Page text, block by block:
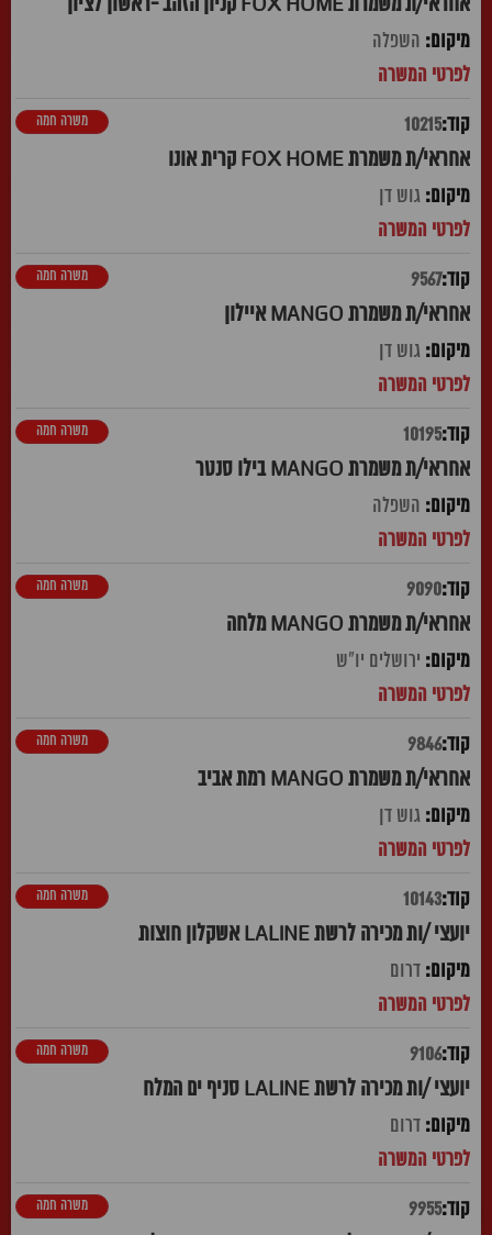
אחראי/ת משמרת FOX HOME קניון הזהב -ראשון לציון
השפלה
10215
אחראי/ת משמרת FOX HOME קרית אונו
משרה חמה
גוש דן
9567
אחראי/ת משמרת MANGO איילון
משרה חמה
גוש דן
10195
אחראי/ת משמרת MANGO בילו סנטר
משרה חמה
השפלה
9090
אחראי/ת משמרת MANGO מלחה
משרה חמה
ירושלים יו"ש
9846
אחראי/ת משמרת MANGO רמת אביב
משרה חמה
גוש דן
10143
יועצי /ות מכירה לרשת LALINE אשקלון חוצות
משרה חמה
דרום
9106
יועצי /ות מכירה לרשת LALINE סניף ים המלח
משרה חמה
דרום
9955 משרה חמה